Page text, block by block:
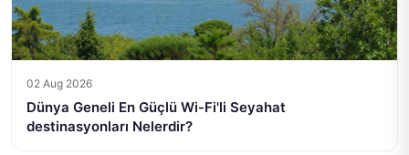
02 Aug 2026
Dünya Geneli En Güçlü Wi-Fi'li Seyahat
destinasyonları Nelerdir?